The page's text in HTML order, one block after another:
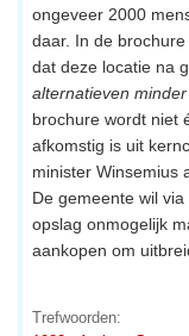
ongeveer 2000
daar. In de
dat deze locatie na
alternatieven
brochure wordt niet
afkomstig is uit
minister Winsemius
De gemeente wil
opslag onmogelijk
aankopen om
Trefwoorden: